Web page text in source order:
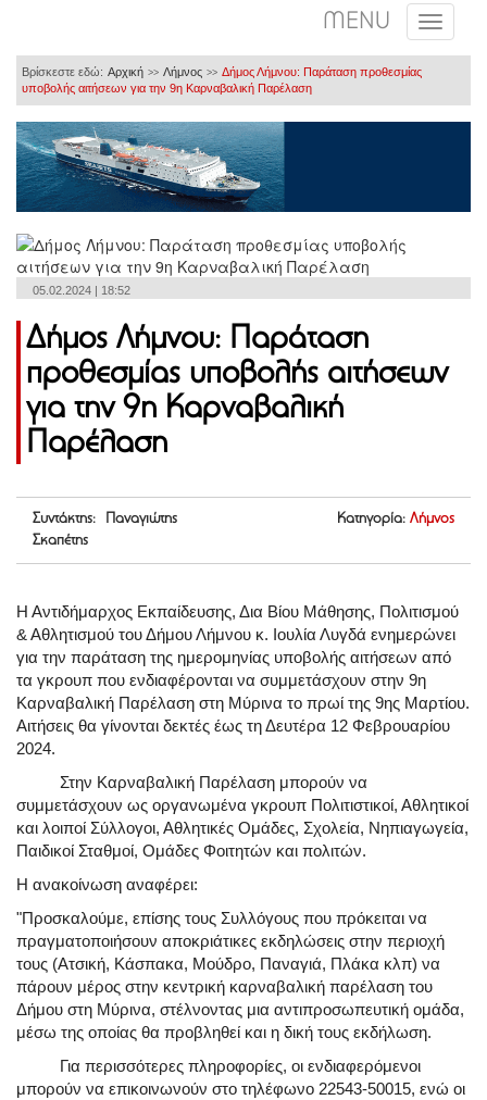
MENU
Βρίσκεστε εδώ: Αρχική >> Λήμνος >> Δήμος Λήμνου: Παράταση προθεσμίας
υποβολής αιτήσεων για την 9η Καρναβαλική Παρέλαση
05.02.2024 | 18:52
Δήμος Λήμνου: Παράταση
προθεσμίας υποβολής αιτήσεων
για την 9η Καρναβαλική
Παρέλαση
Συντάκτης: Παναγιώτης
Σκαπέτης
Κατηγορία: Λήμνος
Η Αντιδήμαρχος Εκπαίδευσης, Δια Βίου Μάθησης, Πολιτισμού
& Αθλητισμού του Δήμου Λήμνου κ. Ιουλία Λυγδά ενημερώνει
για την παράταση της ημερομηνίας υποβολής αιτήσεων από
τα γκρουπ που ενδιαφέρονται να συμμετάσχουν στην 9η
Καρναβαλική Παρέλαση στη Μύρινα το πρωί της 9ης Μαρτίου.
Αιτήσεις θα γίνονται δεκτές έως τη Δευτέρα 12 Φεβρουαρίου
2024.
Στην Καρναβαλική Παρέλαση μπορούν να
συμμετάσχουν ως οργανωμένα γκρουπ Πολιτιστικοί, Αθλητικοί
και λοιποί Σύλλογοι, Αθλητικές Ομάδες, Σχολεία, Νηπιαγωγεία,
Παιδικοί Σταθμοί, Ομάδες Φοιτητών και πολιτών.
Η ανακοίνωση αναφέρει:
"Προσκαλούμε, επίσης τους Συλλόγους που πρόκειται να
πραγματοποιήσουν αποκριάτικες εκδηλώσεις στην περιοχή
τους (Ατσική, Κάσπακα, Μούδρο, Παναγιά, Πλάκα κλπ) να
πάρουν μέρος στην κεντρική καρναβαλική παρέλαση του
Δήμου στη Μύρινα, στέλνοντας μια αντιπροσωπευτική ομάδα,
μέσω της οποίας θα προβληθεί και η δική τους εκδήλωση.
Για περισσότερες πληροφορίες, οι ενδιαφερόμενοι
μπορούν να επικοινωνούν στο τηλέφωνο 22543-50015, ενώ οι